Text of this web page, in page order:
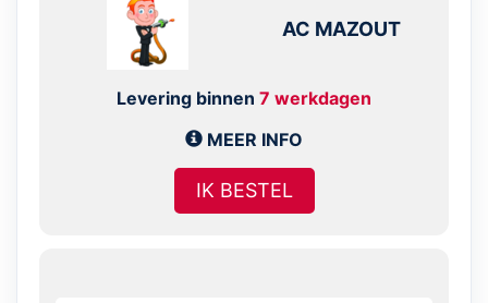
AC MAZOUT
Levering binnen 7 werkdagen
MEER INFO
IK BESTEL